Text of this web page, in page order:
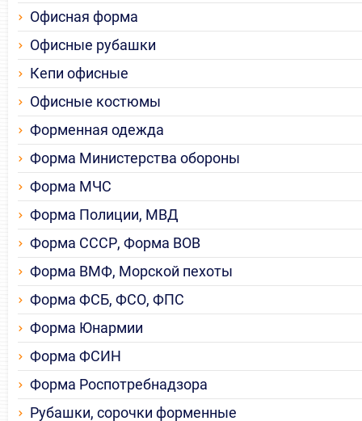
Офисная форма
Офисные рубашки
Кепи офисные
Офисные костюмы
Форменная одежда
Форма Министерства обороны
Форма МЧС
Форма Полиции, МВД
Форма СССР, Форма ВОВ
Форма ВМФ, Морской пехоты
Форма ФСБ, ФСО, ФПС
Форма Юнармии
Форма ФСИН
Форма Роспотребнадзора
Рубашки, сорочки форменные